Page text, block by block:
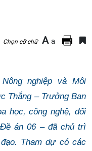
Chọn cỡ chữ A a
nghiệp và Môi
Thắng – Trưởng Ban
học, công nghệ, đổi
án 06 – đã chủ trì
Tham dự có các